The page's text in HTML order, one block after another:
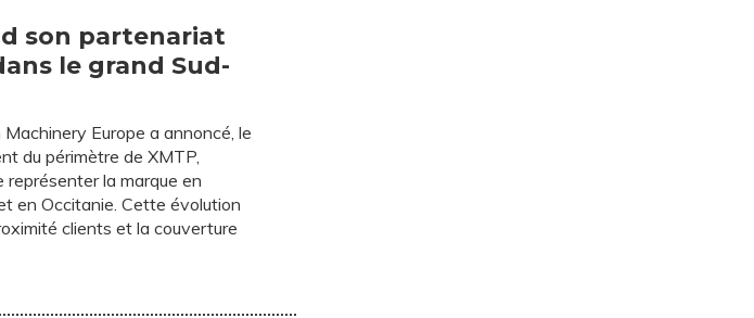
son partenariat
le grand Sud-
Europe a annoncé, le
du périmètre de XMTP,
représenter la marque en
en Occitanie. Cette évolution
clients et la couverture